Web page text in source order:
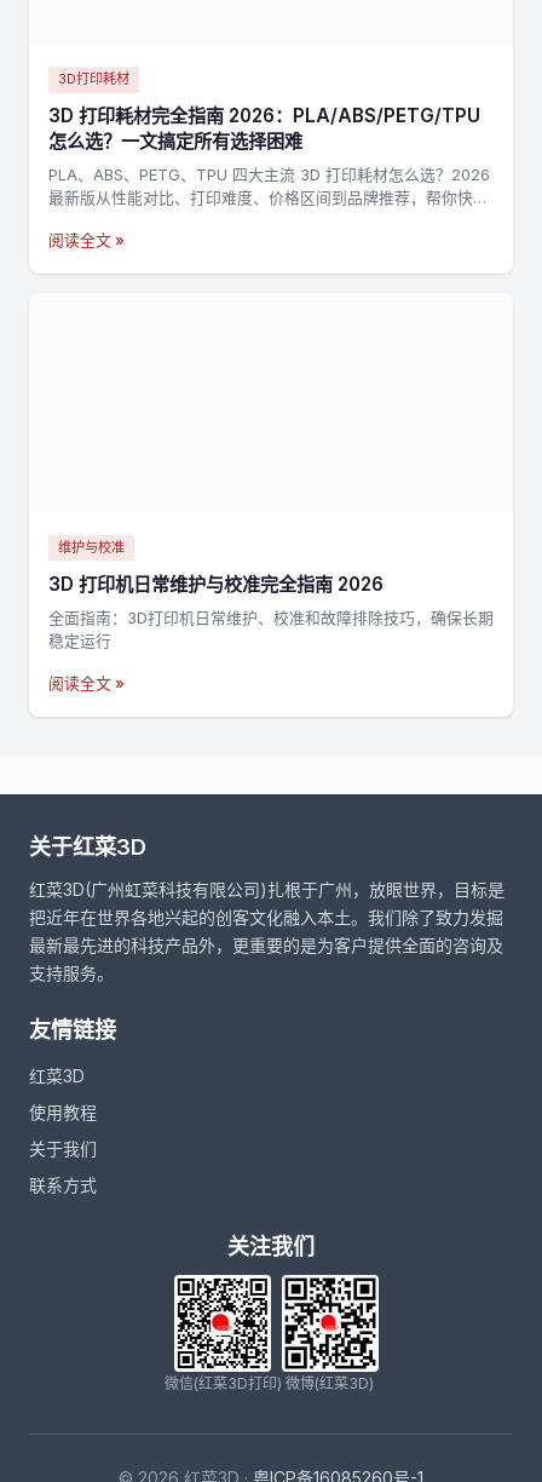
3D打印耗材
3D 打印耗材完全指南 2026：PLA/ABS/PETG/TPU
怎么选？一文搞定所有选择困难
PLA、ABS、PETG、TPU 四大主流 3D 打印耗材怎么选？2026
最新版从性能对比、打印难度、价格区间到品牌推荐，帮你快速
阅读全文 »
维护与校准
3D 打印机日常维护与校准完全指南 2026
全面指南：3D打印机日常维护、校准和故障排除技巧，确保长期
稳定运行
阅读全文 »
关于红菜3D
红菜3D(广州虹菜科技有限公司)扎根于广州，放眼世界，目标是
把近年在世界各地兴起的创客文化融入本土。我们除了致力发掘
最新最先进的科技产品外，更重要的是为客户提供全面的咨询及
支持服务。
友情链接
红菜3D
使用教程
关于我们
联系方式
关注我们
微信(红菜3D打印) 微博(红菜3D)
© 2026 红菜3D · 粤ICP备16085260号-1